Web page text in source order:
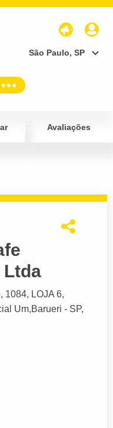
São Paulo, SP
Avaliações
Ltda
, 1084, LOJA 6,
Um,Barueri - SP,